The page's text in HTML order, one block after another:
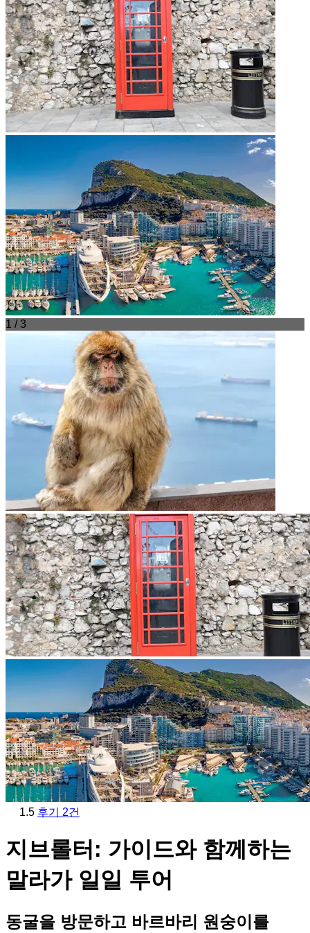
1 / 3
1.5 후기 2건
지브롤터: 가이드와 함께하는
말라가 일일 투어
동굴을 방문하고 바르바리 원숭이를